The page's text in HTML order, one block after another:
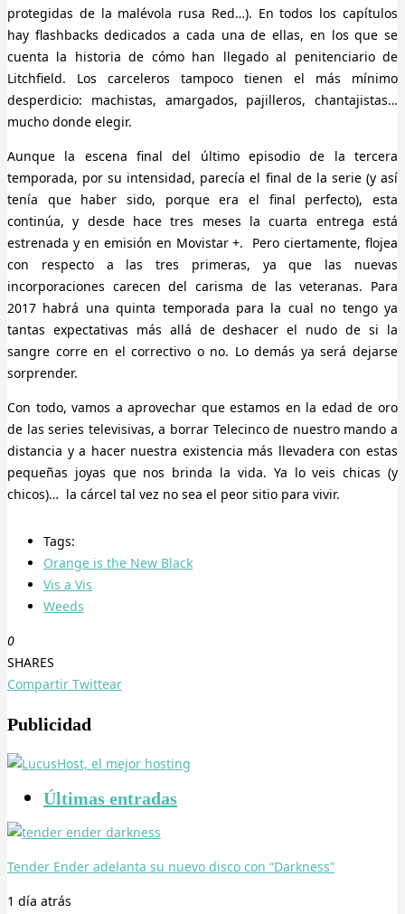
protegidas de la malévola rusa Red…). En todos los capítulos
hay flashbacks dedicados a cada una de ellas, en los que se
cuenta la historia de cómo han llegado al penitenciario de
Litchfield. Los carceleros tampoco tienen el más mínimo
desperdicio: machistas, amargados, pajilleros, chantajistas…
mucho donde elegir.
Aunque la escena final del último episodio de la tercera
temporada, por su intensidad, parecía el final de la serie (y así
tenía que haber sido, porque era el final perfecto), esta
continúa, y desde hace tres meses la cuarta entrega está
estrenada y en emisión en Movistar +. Pero ciertamente, flojea
con respecto a las tres primeras, ya que las nuevas
incorporaciones carecen del carisma de las veteranas. Para
2017 habrá una quinta temporada para la cual no tengo ya
tantas expectativas más allá de deshacer el nudo de si la
sangre corre en el correctivo o no. Lo demás ya será dejarse
sorprender.
Con todo, vamos a aprovechar que estamos en la edad de oro
de las series televisivas, a borrar Telecinco de nuestro mando a
distancia y a hacer nuestra existencia más llevadera con estas
pequeñas joyas que nos brinda la vida. Ya lo veis chicas (y
chicos)… la cárcel tal vez no sea el peor sitio para vivir.
Tags:
Orange is the New Black
Vis a Vis
Weeds
0
SHARES
Compartir Twittear
Publicidad
Últimas entradas
Tender Ender adelanta su nuevo disco con “Darkness”
1 día atrás